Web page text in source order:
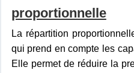
proportionnelle
La répartition
qui prend en compte les
Elle permet de réduire la